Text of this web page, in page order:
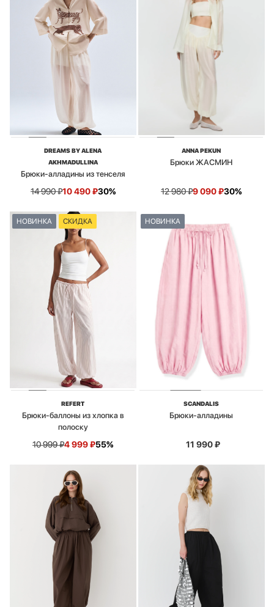
DREAMS BY ALENA
AKHMADULLINA
Брюки-алладины из тенселя
14 990₽10 490₽30%
ANNA PEKUN
Брюки ЖАСМИН
12 980₽9 090₽30%
НОВИНКА СКИДКА
REFERT
Брюки-баллоны из хлопка в
полоску
10 999₽4 999₽55%
НОВИНКА
SCANDALIS
Брюки-алладины
11 990₽